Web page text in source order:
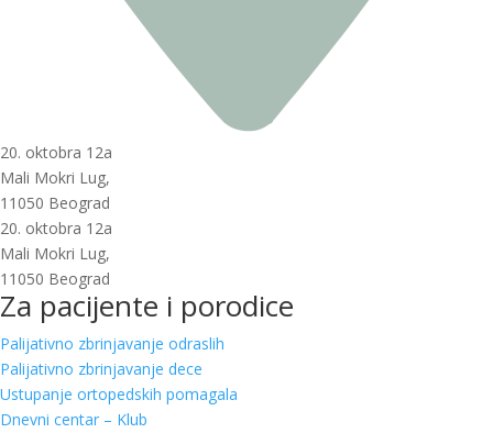
20. oktobra 12a
Mali Mokri Lug,
11050 Beograd
20. oktobra 12a
Mali Mokri Lug,
11050 Beograd
Za pacijente i porodice
Palijativno zbrinjavanje odraslih
Palijativno zbrinjavanje dece
Ustupanje ortopedskih pomagala
Dnevni centar – Klub